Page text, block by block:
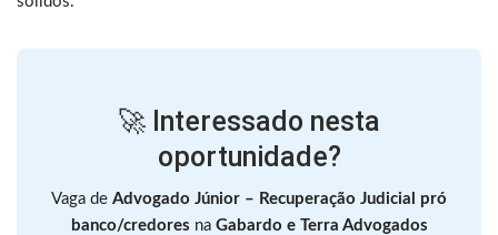
🚀 Interessado nesta
oportunidade?
Vaga de Advogado Júnior – Recuperação Judicial pró
banco/credores na Gabardo e Terra Advogados